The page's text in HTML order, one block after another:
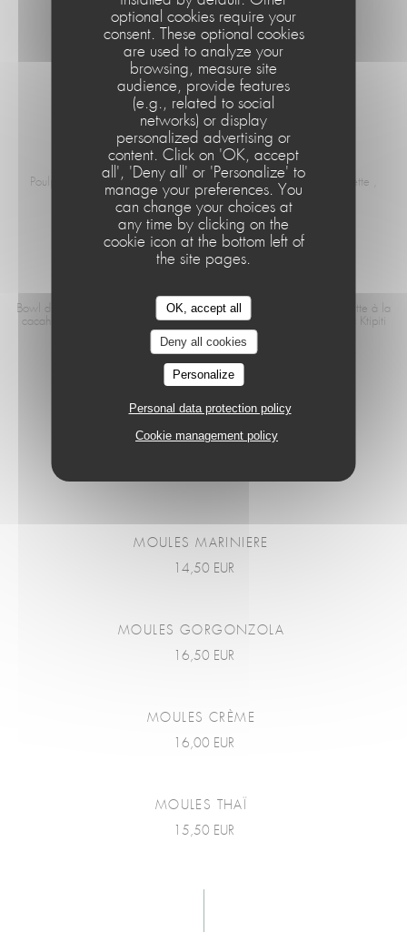
optional cookies require your
consent. These optional cookies
are used to analyze your
browsing, measure site
audience, provide features
(e.g., related to social
networks) or display
personalized advertising or
content. Click on 'OK, accept
all', 'Deny all' or 'Personalize' to
manage your preferences. You
can change your choices at
any time by clicking on the
cookie icon at the bottom left of
the site pages.
OK, accept all
Deny all cookies
Personalize
Personal data protection policy
Cookie management policy
MENU ENFANT
Steak haché et frite ou Fish and chips Boisson et Glace
12,00 EUR
POULPE
Poulpe grillé, purée de coco au sésame , sauce chimichurri , roquette ,
légume de la ferme
21,50 EUR
Bowl du café Tataki de thon , algues Wakamé/fève , sauce Vinaigrette à la
cacahuètes, mangue , riz sushi , tomate Version Végétarienne : avec Ktipiti
19,50 EUR
MOULES MARINIERE
14,50 EUR
MOULES GORGONZOLA
16,50 EUR
MOULES CRÈME
16,00 EUR
MOULES THAÏ
15,50 EUR
Le Café de la Plage